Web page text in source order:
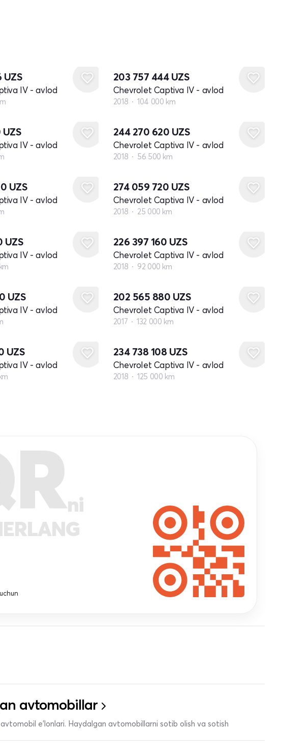
UZS
IV - avlod
203 757 444 UZS
Chevrolet Captiva IV - avlod
2018 104 000 km
UZS
IV - avlod
244 270 620 UZS
Chevrolet Captiva IV - avlod
2018 56 500 km
UZS
IV - avlod
274 059 720 UZS
Chevrolet Captiva IV - avlod
2018 25 000 km
UZS
IV - avlod
226 397 160 UZS
Chevrolet Captiva IV - avlod
2018 92 000 km
UZS
IV - avlod
202 565 880 UZS
Chevrolet Captiva IV - avlod
2017 132 000 km
UZS
IV - avlod
234 738 108 UZS
Chevrolet Captiva IV - avlod
2018 125 000 km
ni
avtomobillar
e’lonlari. Haydalgan avtomobillarni sotib olish va sotish